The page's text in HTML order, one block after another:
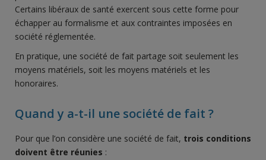
Certains libéraux de santé exercent sous cette forme pour
échapper au formalisme et aux contraintes imposées en
société réglementée.
En pratique, une société de fait partage soit seulement les
moyens matériels, soit les moyens matériels et les
honoraires.
Quand y a-t-il une société de fait ?
Pour que l’on considère une société de fait, trois conditions
doivent être réunies :